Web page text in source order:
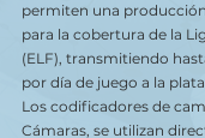
permiten una
para la cobertura de la
(ELF), transmitiendo
por día de juego a la
Los codificadores de
Cámaras, se utilizan